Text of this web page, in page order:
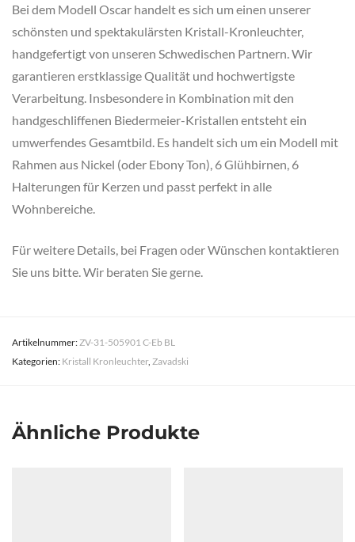
Bei dem Modell Oscar handelt es sich um einen unserer
schönsten und spektakulärsten Kristall-Kronleuchter,
handgefertigt von unseren Schwedischen Partnern. Wir
garantieren erstklassige Qualität und hochwertigste
Verarbeitung. Insbesondere in Kombination mit den
handgeschliffenen Biedermeier-Kristallen entsteht ein
umwerfendes Gesamtbild. Es handelt sich um ein Modell mit
Rahmen aus Nickel (oder Ebony Ton), 6 Glühbirnen, 6
Halterungen für Kerzen und passt perfekt in alle
Wohnbereiche.
Für weitere Details, bei Fragen oder Wünschen kontaktieren
Sie uns bitte. Wir beraten Sie gerne.
Artikelnummer: ZV-31-505901 C-Eb BL
Kategorien: Kristall Kronleuchter, Zavadski
Ähnliche Produkte